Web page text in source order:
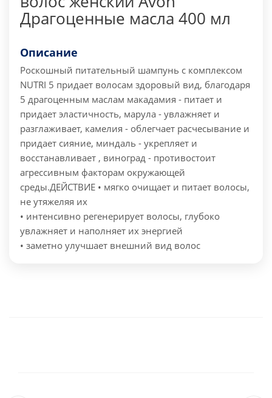
Драгоценные масла 400 мл
Описание
Роскошный питательный шампунь с комплексом
NUTRI 5 придает волосам здоровый вид, благодаря
5 драгоценным маслам макадамия - питает и
придает эластичность, марула - увлажняет и
разглаживает, камелия - облегчает расчесывание и
придает сияние, миндаль - укрепляет и
восстанавливает , виноград - противостоит
агрессивным факторам окружающей
среды.ДЕЙСТВИЕ • мягко очищает и питает волосы,
не утяжеляя их
• интенсивно регенерирует волосы, глубоко
увлажняет и наполняет их энергией
• заметно улучшает внешний вид волос